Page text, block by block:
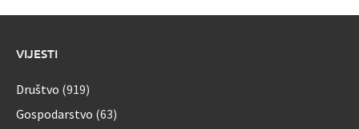
VIJESTI
Društvo (919)
Gospodarstvo (63)